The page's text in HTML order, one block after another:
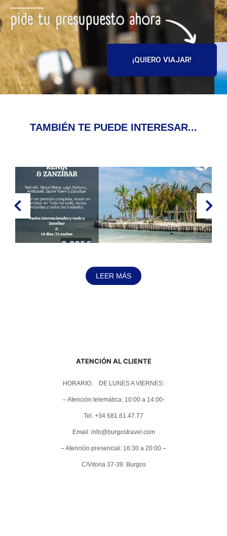
¡QUIERO VIAJAR!
TAMBIÉN TE PUEDE INTERESAR...
LEER MÁS
ATENCIÓN AL CLIENTE
HORARIO: DE LUNES A VIERNES:
– Atención telemática: 10:00 a 14:00-
Tel. +34 681.61.47.77
Email: info@burgostravel.com
– Atención presencial: 16:30 a 20:00 –
C/Vitoria 37-39. Burgos